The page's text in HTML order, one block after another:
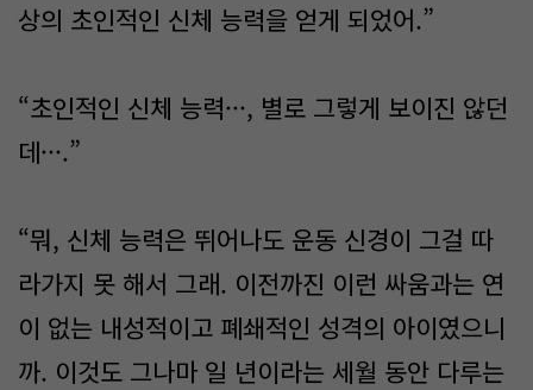
상의 초인적인 신체 능력을 얻게 되었어.”
“초인적인 신체 능력···, 별로 그렇게 보이진 않던
데···.”
“뭐, 신체 능력은 뛰어나도 운동 신경이 그걸 따
라가지 못 해서 그래. 이전까진 이런 싸움과는 연
이 없는 내성적이고 폐쇄적인 성격의 아이였으니
까. 이것도 그나마 일 년이라는 세월 동안 다루는